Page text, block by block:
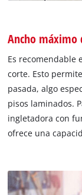
Ancho máximo
Es recomendable
corte. Esto
pasada, algo
pisos laminados.
ingletadora con
ofrece una